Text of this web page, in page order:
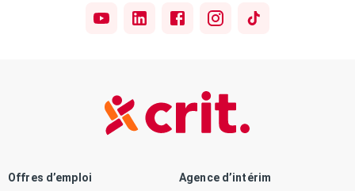
Offres d’emploi Agence d’intérim